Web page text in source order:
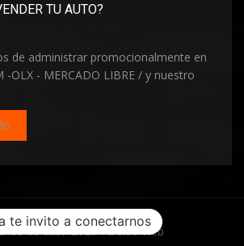
TU AUTO?
de administrar promocionalmente en
-OLX - MERCADO LIBRE / y nuestro
de autor2026Tu sitio web
te invito a conectarnos